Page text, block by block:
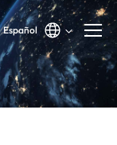
Español